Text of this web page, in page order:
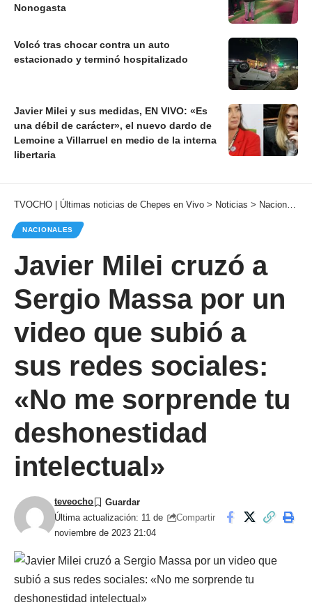
Nonogasta
Volcó tras chocar contra un auto
estacionado y terminó hospitalizado
Javier Milei y sus medidas, EN VIVO: «Es
una débil de carácter», el nuevo dardo de
Lemoine a Villarruel en medio de la interna
libertaria
TVOCHO | Últimas noticias de Chepes en Vivo > Noticias > Nacionales
NACIONALES
Javier Milei cruzó a
Sergio Massa por un
video que subió a
sus redes sociales:
«No me sorprende tu
deshonestidad
intelectual»
Última actualización: 11 de
noviembre de 2023 21:04
teveocho
Compartir